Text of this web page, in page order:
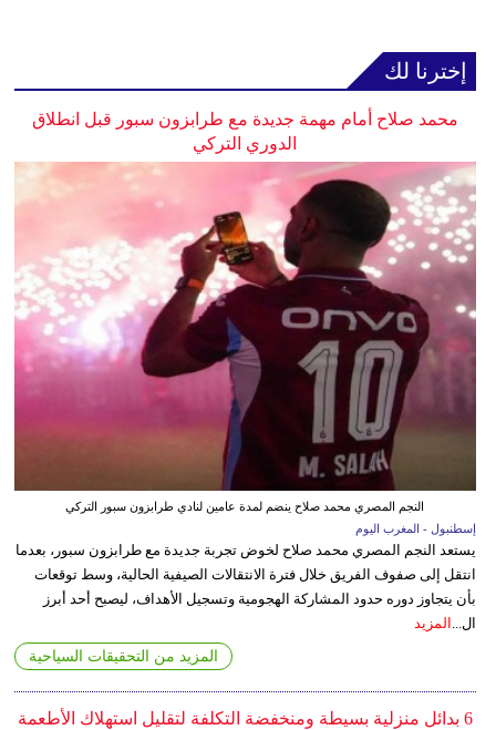
إخترنا لك
محمد صلاح أمام مهمة جديدة مع طرابزون سبور قبل انطلاق
الدوري التركي
النجم المصري محمد صلاح ينضم لمدة عامين لنادي طرابزون سبور التركي
إسطنبول - المغرب اليوم
يستعد النجم المصري محمد صلاح لخوض تجربة جديدة مع طرابزون سبور، بعدما
انتقل إلى صفوف الفريق خلال فترة الانتقالات الصيفية الحالية، وسط توقعات
بأن يتجاوز دوره حدود المشاركة الهجومية وتسجيل الأهداف، ليصبح أحد أبرز
ال... المزيد
المزيد من التحقيقات السياحية
6 بدائل منزلية بسيطة ومنخفضة التكلفة لتقليل استهلاك الأطعمة